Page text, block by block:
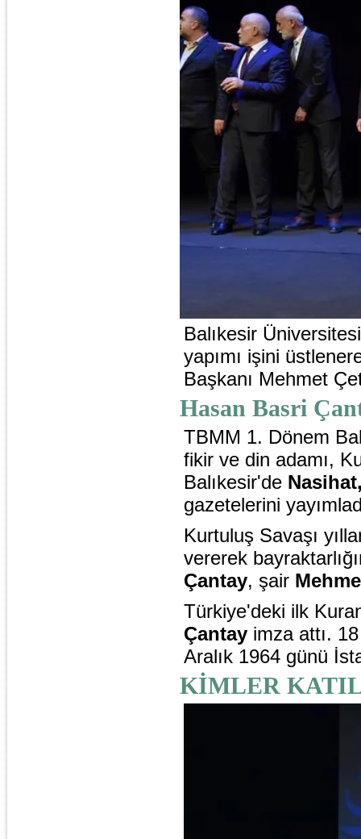
Balıkesir
yapımı işini
Başkanı Mehmet
Hasan Basri
TBMM 1. Dönem
fikir ve din adamı,
Balıkesir'de
gazetelerini
Kurtuluş Savaşı
vererek
Çantay, şair
Türkiye'deki ilk
Çantay imza attı.
Aralık 1964 günü
KİMLER